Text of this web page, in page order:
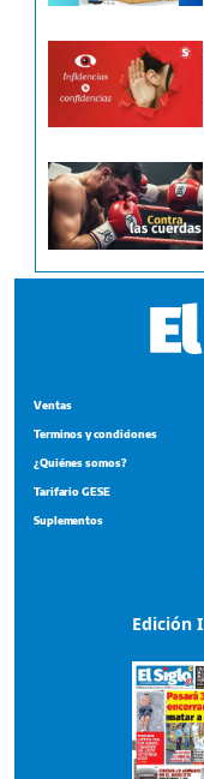
Ventas
Terminos y condiciones
¿Quiénes somos?
Tarifario GESE
Suplementos
Edición